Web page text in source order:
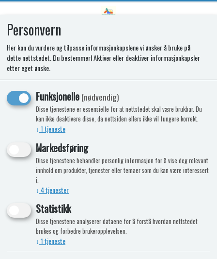
REWORK KIT - FAN SPCC0965
REPLACEMENT
Personvern
Her kan du vurdere og tilpasse informasjonkapslene vi ønsker å bruke på
dette nettstedet. Du bestemmer! Aktiver eller deaktiver informasjonkapsler
etter eget ønske.
Funksjonelle(nødvendig)
Disse tjenestene er essensielle for at nettstedet skal være brukbar. Du
kan ikke deaktivere disse, da nettsiden ellers ikke vil fungere korrekt.
↓ 1tjeneste
Markedsføring
Disse tjenestene behandler personlig informasjon for å vise deg relevant
innhold om produkter, tjenester eller temaer som du kan være interessert
i.
↓ 4tjenester
Statistikk
Disse tjenestene analyserer dataene for å forstå hvordan nettstedet
brukes og forbedre brukeropplevelsen.
↓ 1tjeneste